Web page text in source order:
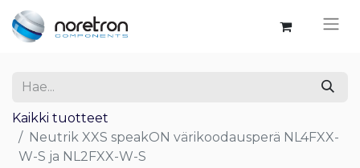
Kaikki tuotteet
Neutrik XXS speakON värikoodausperä NL4FXX-
W-S ja NL2FXX-W-S